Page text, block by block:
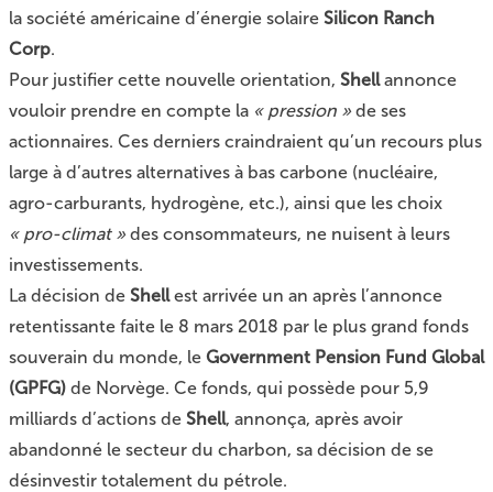
la société américaine d’énergie solaire Silicon Ranch
Corp.
Pour justifier cette nouvelle orientation, Shellannonce
vouloir prendre en compte la « pression »de ses
actionnaires. Ces derniers craindraient qu’un recours plus
large à d’autres alternatives à bas carbone (nucléaire,
agro-carburants, hydrogène, etc.), ainsi que les choix
« pro-climat »des consommateurs, ne nuisent à leurs
investissements.
La décision de Shellest arrivée un an après l’annonce
retentissante faite le 8 mars 2018 par le plus grand fonds
souverain du monde, le Government Pension Fund Global
(GPFG) de Norvège. Ce fonds, qui possède pour 5,9
milliards d’actions de Shell, annonça, après avoir
abandonné le secteur du charbon, sa décision de se
désinvestir totalement du pétrole.